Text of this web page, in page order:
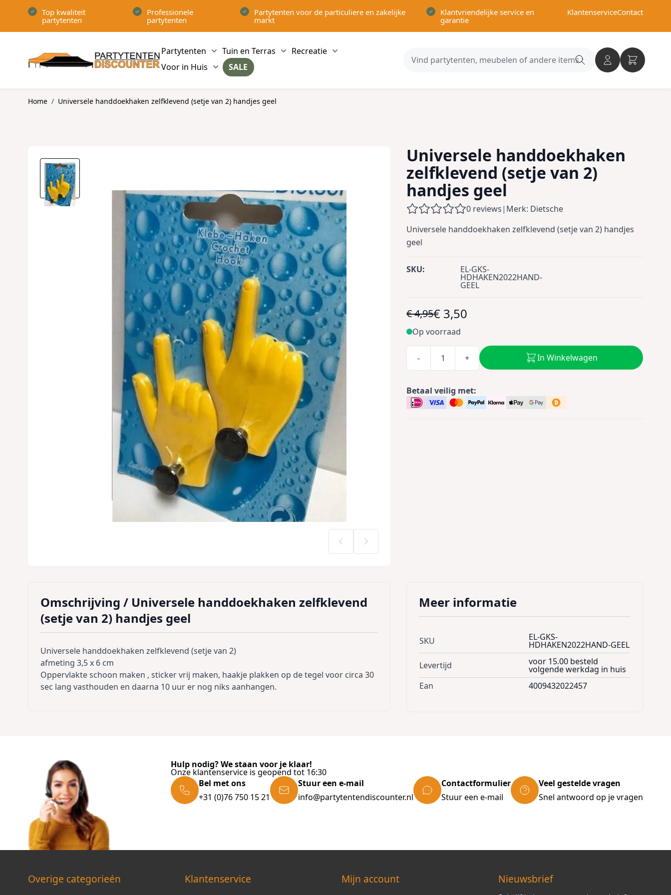
Top kwaliteit
partytenten
Professionele
partytenten
Partytenten voor de particuliere en zakelijke
markt
Klantvriendelijke service en
garantie
KlantenserviceContact
Partytenten
Show submenu for Partytenten category
Tuin en Terras
Show submenu for Tuin en Terras category
Recreatie
Show submenu for Recreatie category
Voor in Huis
Show submenu for Voor in Huis category
SALE
Search
Home / Universele handdoekhaken zelfklevend (setje van 2) handjes geel
Universele handdoekhaken
zelfklevend (setje van 2)
handjes geel
0 reviews| Merk: Dietsche
Universele handdoekhaken zelfklevend (setje van 2) handjes
geel
SKU: EL-GKS-
HDHAKEN2022HAND-
GEEL
€ 4,95€ 3,50
Op voorraad
- + In Winkelwagen
Betaal veilig met:
Omschrijving / Universele handdoekhaken zelfklevend
(setje van 2) handjes geel
Universele handdoekhaken zelfklevend (setje van 2)
afmeting 3,5 x 6 cm
Oppervlakte schoon maken , sticker vrij maken, haakje plakken op de tegel voor circa 30
sec lang vasthouden en daarna 10 uur er nog niks aanhangen.
Meer informatie
SKU EL-GKS-
HDHAKEN2022HAND-GEEL
Levertijd
voor 15.00 besteld
volgende werkdag in huis
Ean
4009432022457
Hulp nodig? We staan voor je klaar!
Onze klantenservice is geopend tot 16:30
Bel met ons
+31 (0)76 750 15 21
Stuur een e-mail
info@partytentendiscounter.nl
Contactformulier
Stuur een e-mail
Veel gestelde vragen
Snel antwoord op je vragen
Overige categorieén Klantenservice Mijn account Nieuwsbrief